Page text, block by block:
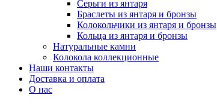
Серьги из янтаря
Браслеты из янтаря и бронзы
Колокольчики из янтаря и бронзы
Кольца из янтаря и бронзы
Натуральные камни
Колокола коллекционные
Наши контакты
Доставка и оплата
О нас